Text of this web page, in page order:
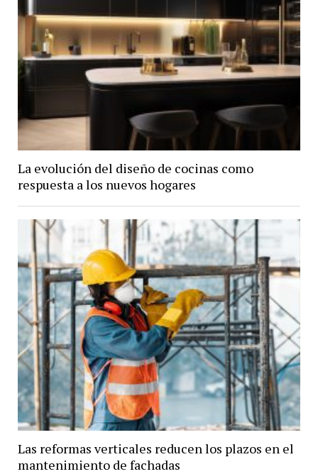
La evolución del diseño de cocinas como
respuesta a los nuevos hogares
Las reformas verticales reducen los plazos en el
mantenimiento de fachadas